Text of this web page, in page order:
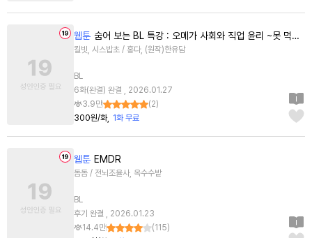
웹툰 숨어 보는 BL 특강 : 오메가 사회와 직업 윤리 ~못 먹는 오메가 찔러나 본다~
킬빗, 시스밥초 / 홍다, (원작)한유담
BL
6화(완결) 완결 , 2026.01.27
3.9만
(2)
300원/화
1화 무료
웹툰 EMDR
돔돔 / 전뇌조율사, 옥수수밭
BL
후기 완결 , 2026.01.23
14.4만
(115)